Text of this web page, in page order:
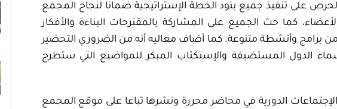
على تنفيذ جميع بنود الخطة الإستراتيجية ضمانا لنجاح المجمع
كما حث الجميع على المشاركة بالمقترحات البناءة والأفكار
برامج وأنشطة متنوعة. كما أضاف معاليه أنه من الضروري التحضير
الدول المستضيفة والإستكتاب المبكر للمواضيع التي ستطرح
الدورية في محاضر محررة ونشرها تباعا على موقع المجمع